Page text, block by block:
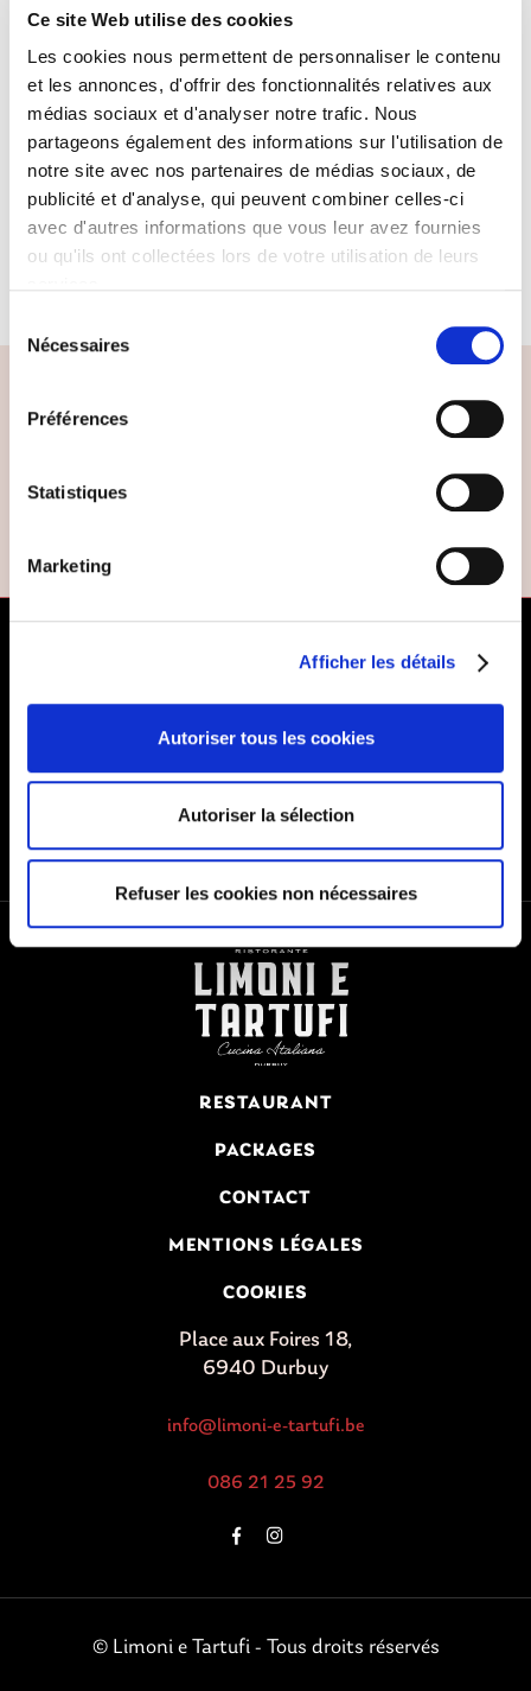
Ce site Web utilise des cookies
Les cookies nous permettent de personnaliser le contenu
et les annonces, d'offrir des fonctionnalités relatives aux
médias sociaux et d'analyser notre trafic. Nous
partageons également des informations sur l'utilisation de
notre site avec nos partenaires de médias sociaux, de
publicité et d'analyse, qui peuvent combiner celles-ci
avec d'autres informations que vous leur avez fournies
ou qu'ils ont collectées lors de votre utilisation de leurs
Nous utilisons des cookies qui envoient des données aux
GDPR Article 49(1)
du Nécessaires
Préférences
Statistiques
Marketing
Afficher les détails
Autoriser tous les cookies
Autoriser la sélection
Refuser les cookies non nécessaires
Nuitée(s) au Saint-Amour
Petit(s) Déjeuner(s)
1 X Menu au Limoni e Tartufi (2P)
1 X Massage localisé 30' (2P)
NEWSLETTER
RESTAURANT
PACKAGES
CONTACT
MENTIONS LÉGALES
COOKIES
Place aux Foires 18,
6940 Durbuy
info@limoni-e-tartufi.be
086 21 25 92
© Limoni e Tartufi - Tous droits réservés